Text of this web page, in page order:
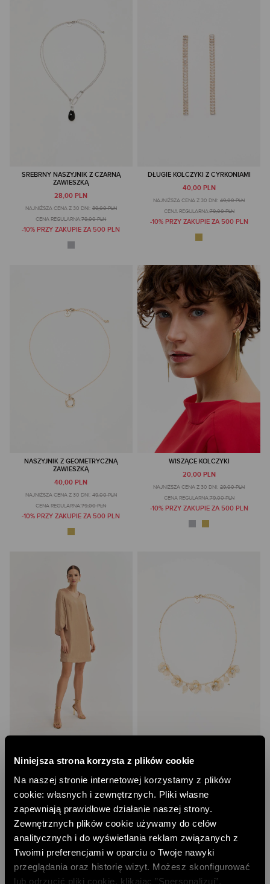
Niniejsza strona korzysta z plików cookie
Na naszej stronie internetowej korzystamy z plików
cookie: własnych i zewnętrznych. Pliki własne
zapewniają prawidłowe działanie naszej strony.
Zewnętrznych plików cookie używamy do celów
analitycznych i do wyświetlania reklam związanych z
Twoimi preferencjami w oparciu o Twoje nawyki
przeglądania oraz historię wizyt. Możesz skonfigurować
lub odrzucić pliki cookie, klikając ”Spersonalizuj”.
SREBRNY NASZYJNIK Z CZARNĄ
ZAWIESZKĄ
28,00 PLN
NAJNIŻSZA CENA Z 30 DNI: 39,00 PLN
CENA REGULARNA:79,00 PLN
-10% PRZY ZAKUPIE ZA 500 PLN
DŁUGIE KOLCZYKI Z CYRKONIAMI
40,00 PLN
NAJNIŻSZA CENA Z 30 DNI: 49,00 PLN
CENA REGULARNA:79,00 PLN
-10% PRZY ZAKUPIE ZA 500 PLN
NASZYJNIK Z GEOMETRYCZNĄ
ZAWIESZKĄ
40,00 PLN
NAJNIŻSZA CENA Z 30 DNI: 49,00 PLN
CENA REGULARNA:79,00 PLN
-10% PRZY ZAKUPIE ZA 500 PLN
WISZĄCE KOLCZYKI
20,00 PLN
NAJNIŻSZA CENA Z 30 DNI: 29,00 PLN
CENA REGULARNA:79,00 PLN
-10% PRZY ZAKUPIE ZA 500 PLN
162,00 PLN
CENA REGULARNA:649,00 PLN
-10% PRZY ZAKUPIE ZA 500 PLN
50,00 PLN
CENA REGULARNA: 99,00 PLN
-10% PRZY ZAKUPIE ZA 500 PLN